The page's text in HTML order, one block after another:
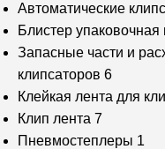
Автоматические
Блистер
Запасные части и
клипсаторов 6
Клейкая лента для
Клип лента 7
Пневмостеплеры 1